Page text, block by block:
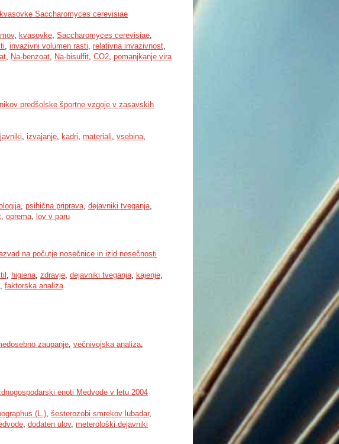
Saccharomyces cerevisiae
, kvasovke, Saccharomyces cerevisiae,
, invazivni volumen rasti, relativna invazivnost,
, Na-benzoat, Na-bisulfit, CO2, pomanjkanje vira
predšolske športne vzgoje v zasavskih
, izvajanje, kadri, materiali, vsebina,
, psihična priprava, dejavniki tveganja,
, oprema, lov v paru
na počutje nosečnice in izid nosečnosti
, higiena, zdravje, dejavniki tveganja, kajenje,
, faktorska analiza
zaupanje, večnivojska analiza,
enoti Medvode v letu 2004
(L.), šesterozobi smrekov lubadar,
, dodaten ulov, meterološki dejavniki